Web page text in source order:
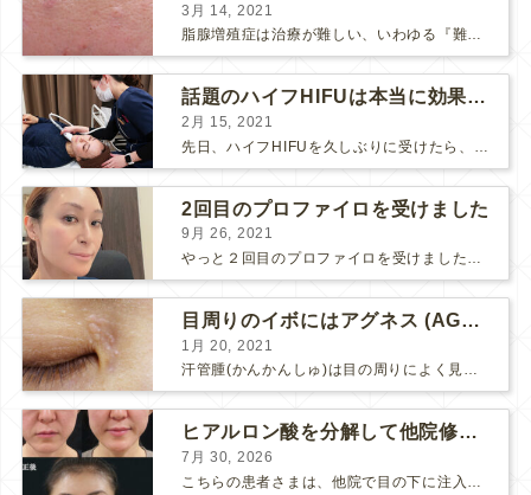
3月 14, 2021
脂腺増殖症は治療が難しい、いわゆる『難治性イボ』です。 脂腺増殖症でググると、治療法として液体窒素、メスやパンチングによる外科的切除、炭酸ガスレーザーなどが出て来ますが、実際のところ、液体窒...
話題のハイフHIFUは本当に効果があるのか？
2月 15, 2021
2回目のプロファイロを受けました
9月 26, 2021
やっと２回目のプロファイロを受けました。 ↑ 写真はプロファイロ翌日です。 この距離の写真では凹凸は映らないですし、 実物も、首がよく見ると凹凸が残っている位で、 それも３日で...
目周りのイボにはアグネス (AGNES）が効く！（ほぼ）ノーダウンタイムのイボ治療
1月 20, 2021
汗管腫(かんかんしゅ)は目の周りによく見られるいぼです。 以前は炭酸ガスレーザーでイボ組織を削って（蒸散とかアブレーションと言います）治療していました。 汗管腫は治療しても再発しやすい難治...
ヒアルロン酸を分解して他院修正（目の下のチンダル現象とその補正）
7月 30, 2026